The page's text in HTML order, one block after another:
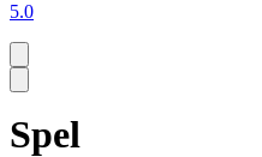
5.0
Spel